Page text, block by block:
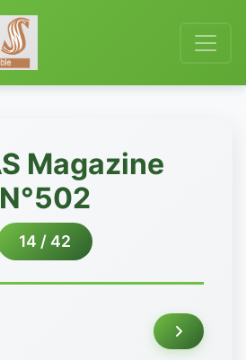
Magazine
N°502
14 / 42